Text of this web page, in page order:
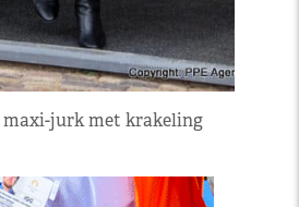
maxi-jurk met krakeling